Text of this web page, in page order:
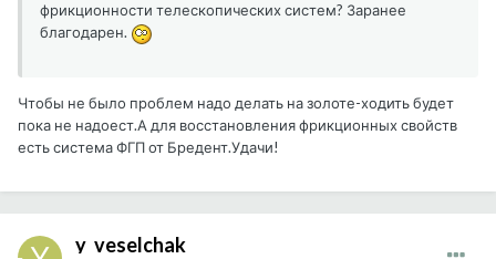
фрикционности телескопических систем? Заранее
благодарен.
Чтобы не было проблем надо делать на золоте-ходить будет
пока не надоест.А для восстановления фрикционных свойств
есть система ФГП от Бредент.Удачи!
y_veselchak